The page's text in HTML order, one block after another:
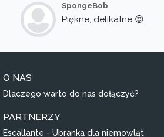
SpongeBob
Piękne, delikatne 😍
O NAS
Dlaczego warto do nas dołączyć?
PARTNERZY
Escallante - Ubranka dla niemowląt